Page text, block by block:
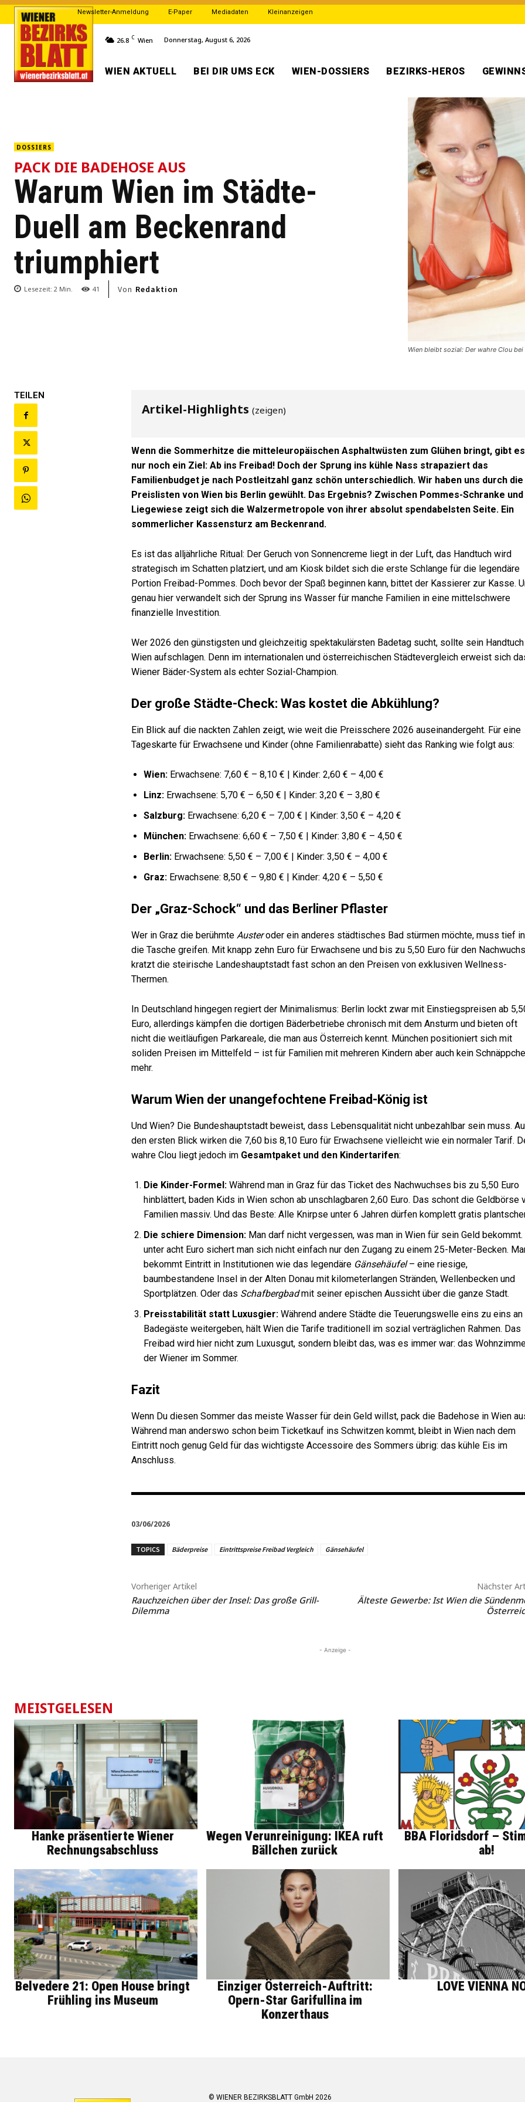
Newsletter-Anmeldung E-Paper Mediadaten Kleinanzeigen
26.8 C Wien Donnerstag, August 6, 2026
WIEN AKTUELL BEI DIR UMS ECK WIEN-DOSSIERS BEZIRKS-HEROS
DOSSIERS
PACK DIE BADEHOSE AUS
Warum Wien im Städte-
Duell am Beckenrand
triumphiert
Lesezeit: 2 Min. 41 Von Redaktion
Wien bleibt sozial: Der wahre Clou
TEILEN
Artikel-Highlights(zeigen)
Wenn die Sommerhitze die mitteleuropäischen Asphaltwüsten zum Glühen bringt, gibt es
nur noch ein Ziel: Ab ins Freibad! Doch der Sprung ins kühle Nass strapaziert das
Familienbudget je nach Postleitzahl ganz schön unterschiedlich. Wir haben uns durch die
Preislisten von Wien bis Berlin gewühlt. Das Ergebnis? Zwischen Pommes-Schranke und
Liegewiese zeigt sich die Walzermetropole von ihrer absolut spendabelsten Seite. Ein
sommerlicher Kassensturz am Beckenrand.
Es ist das alljährliche Ritual: Der Geruch von Sonnencreme liegt in der Luft, das Handtuch wird
strategisch im Schatten platziert, und am Kiosk bildet sich die erste Schlange für die legendäre
Portion Freibad-Pommes. Doch bevor der Spaß beginnen kann, bittet der Kassierer zur Kasse.
genau hier verwandelt sich der Sprung ins Wasser für manche Familien in eine mittelschwere
finanzielle Investition.
Wer 2026 den günstigsten und gleichzeitig spektakulärsten Badetag sucht, sollte sein
Wien aufschlagen. Denn im internationalen und österreichischen Städtevergleich erweist sich
Wiener Bäder-System als echter Sozial-Champion.
Der große Städte-Check: Was kostet die Abkühlung?
Ein Blick auf die nackten Zahlen zeigt, wie weit die Preisschere 2026 auseinandergeht. Für eine
Tageskarte für Erwachsene und Kinder (ohne Familienrabatte) sieht das Ranking wie folgt aus:
Wien: Erwachsene: 7,60 € – 8,10 € | Kinder: 2,60 € – 4,00 €
Linz: Erwachsene: 5,70 € – 6,50 € | Kinder: 3,20 € – 3,80 €
Salzburg: Erwachsene: 6,20 € – 7,00 € | Kinder: 3,50 € – 4,20 €
München: Erwachsene: 6,60 € – 7,50 € | Kinder: 3,80 € – 4,50 €
Berlin: Erwachsene: 5,50 € – 7,00 € | Kinder: 3,50 € – 4,00 €
Graz: Erwachsene: 8,50 € – 9,80 € | Kinder: 4,20 € – 5,50 €
Der „Graz-Schock“ und das Berliner Pflaster
Wer in Graz die berühmteAusteroder ein anderes städtisches Bad stürmen möchte, muss tief in
die Tasche greifen. Mit knapp zehn Euro für Erwachsene und bis zu 5,50 Euro für den Nachwuchs
kratzt die steirische Landeshauptstadt fast schon an den Preisen von exklusiven Wellness-
Thermen.
In Deutschland hingegen regiert der Minimalismus: Berlin lockt zwar mit Einstiegspreisen ab
Euro, allerdings kämpfen die dortigen Bäderbetriebe chronisch mit dem Ansturm und bieten oft
nicht die weitläufigen Parkareale, die man aus Österreich kennt. München positioniert sich mit
soliden Preisen im Mittelfeld – ist für Familien mit mehreren Kindern aber auch kein
mehr.
Warum Wien der unangefochtene Freibad-König ist
Und Wien? Die Bundeshauptstadt beweist, dass Lebensqualität nicht unbezahlbar sein muss.
den ersten Blick wirken die 7,60 bis 8,10 Euro für Erwachsene vielleicht wie ein normaler Tarif.
wahre Clou liegt jedoch im Gesamtpaket und den Kindertarifen:
Die Kinder-Formel: Während man in Graz für das Ticket des Nachwuchses bis zu 5,50 Euro
hinblättert, baden Kids in Wien schon ab unschlagbaren 2,60 Euro. Das schont die Geldbörse
Familien massiv. Und das Beste: Alle Knirpse unter 6 Jahren dürfen komplett gratis
Die schiere Dimension: Man darf nicht vergessen, was man in Wien für sein Geld bekommt.
unter acht Euro sichert man sich nicht einfach nur den Zugang zu einem 25-Meter-Becken.
bekommt Eintritt in Institutionen wie das legendäre Gänsehäufel– eine riesige,
baumbestandene Insel in der Alten Donau mit kilometerlangen Stränden, Wellenbecken und
Sportplätzen. Oder das Schafbergbadmit seiner epischen Aussicht über die ganze Stadt.
Preisstabilität statt Luxusgier: Während andere Städte die Teuerungswelle eins zu eins
Badegäste weitergeben, hält Wien die Tarife traditionell im sozial verträglichen Rahmen. Das
Freibad wird hier nicht zum Luxusgut, sondern bleibt das, was es immer war: das
der Wiener im Sommer.
Fazit
Wenn Du diesen Sommer das meiste Wasser für dein Geld willst, pack die Badehose in Wien
Während man anderswo schon beim Ticketkauf ins Schwitzen kommt, bleibt in Wien nach dem
Eintritt noch genug Geld für das wichtigste Accessoire des Sommers übrig: das kühle Eis im
Anschluss.
03/06/2026
TOPICS Bäderpreise Eintrittspreise Freibad Vergleich Gänsehäufel
Vorheriger Artikel
Rauchzeichen über der Insel: Das große Grill-
Dilemma
Nächster
Älteste Gewerbe: Ist Wien die
- Anzeige -
MEISTGELESEN
Hanke präsentierte Wiener
Rechnungsabschluss
Wegen Verunreinigung: IKEA ruft
Bällchen zurück
BBA Floridsdorf –
ab!
Belvedere 21: Open House bringt
Frühling ins Museum
Einziger Österreich-Auftritt:
Opern-Star Garifullina im
Konzerthaus
LOVE VIENNA
© WIENER BEZIRKSBLATT GmbH 2026